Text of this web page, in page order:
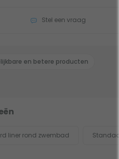
Stel een vraag
en betere producten
liner rond zwembad